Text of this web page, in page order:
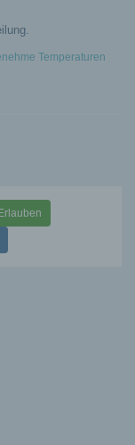
Temperaturen